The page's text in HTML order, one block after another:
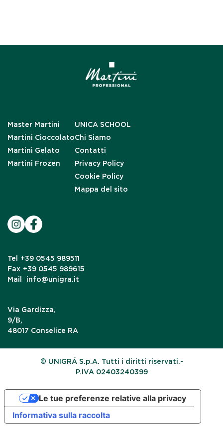
Master Martini
Martini Cioccolato
Martini Gelato
Martini Frozen
UNICA SCHOOL
Chi Siamo
Contatti
Privacy Policy
Cookie Policy
Mappa del sito
Tel
+39 0545 989511
Fax +39 0545 989615
Mail
info@unigra.it
Via Gardizza,
9/B,
48017 Conselice RA
© UNIGRÁ S.p.A. Tutti i diritti riservati.-
P.IVA 02403240399
Informativa sulla raccolta
Le tue preferenze relative alla privacy